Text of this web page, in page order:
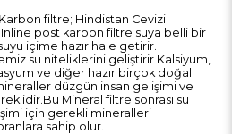
filtre; Hindistan Cevizi
post karbon filtre suya belli bir
içime hazır hale getirir.
su niteliklerini geliştirir Kalsiyum,
ve diğer hazır birçok doğal
düzgün insan gelişimi ve
Mineral filtre sonrası su
için gerekli mineralleri
sahip olur.